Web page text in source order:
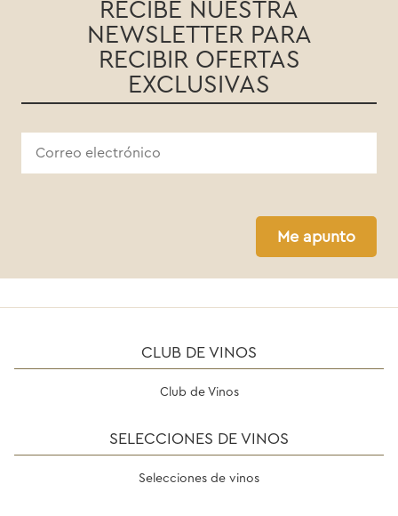
RECIBE NUESTRA
NEWSLETTER PARA
RECIBIR OFERTAS
EXCLUSIVAS
Me apunto
CLUB DE VINOS
Club de Vinos
SELECCIONES DE VINOS
Selecciones de vinos